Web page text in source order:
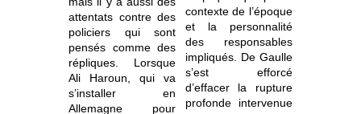
attentats contre des
policiers qui sont
pensés comme des
répliques. Lorsque
Ali Haroun, qui va
s’installer en
Allemagne pour
contexte de l’époque
et la personnalité
des responsables
impliqués. De Gaulle
s’est efforcé
d’effacer la rupture
profonde intervenue